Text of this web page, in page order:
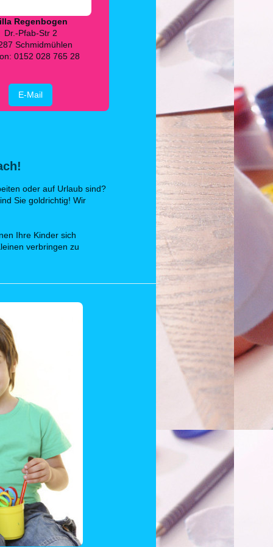
Regenbogen
Dr.-Pfab-Str 2
Schmidmühlen
0152 028 765 28
E-Mail
oder auf Urlaub sind?
Sie goldrichtig! Wir
Ihre Kinder sich
verbringen zu